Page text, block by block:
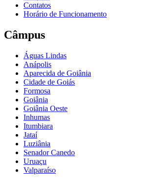
Contatos
Horário de Funcionamento
Câmpus
Águas Lindas
Anápolis
Aparecida de Goiânia
Cidade de Goiás
Formosa
Goiânia
Goiânia Oeste
Inhumas
Itumbiara
Jataí
Luziânia
Senador Canedo
Uruaçu
Valparaíso